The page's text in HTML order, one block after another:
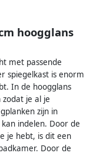
hoogglans
met passende
spiegelkast is enorm
In de hoogglans
je al je
zijn in
indelen. Door de
je hebt, is dit een
Door de